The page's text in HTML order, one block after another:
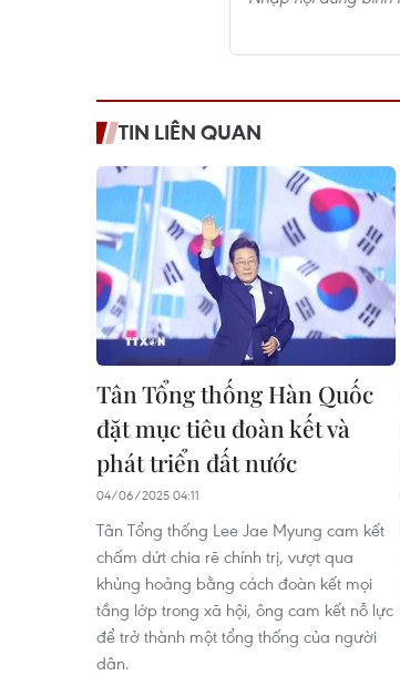
TIN LIÊN QUAN
Tân Tổng thống Hàn Quốc
đặt mục tiêu đoàn kết và
phát triển đất nước
04/06/2025 04:11
Tân Tổng thống Lee Jae Myung cam kết
chấm dứt chia rẽ chính trị, vượt qua
khủng hoảng bằng cách đoàn kết mọi
tầng lớp trong xã hội, ông cam kết nỗ lực
để trở thành một tổng thống của người
dân.